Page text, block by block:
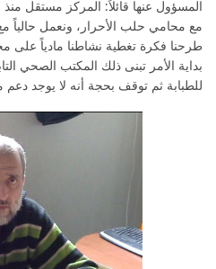
المسؤول عنها قائلاً: المركز مستقل
مع محامي حلب الأحرار، ونعمل حالياً
طرحنا فكرة تغطية نشاطنا مادياً
بداية الأمر تبنى ذلك المكتب الصحي
للطبابة ثم توقف بحجة أنه لا يوجد